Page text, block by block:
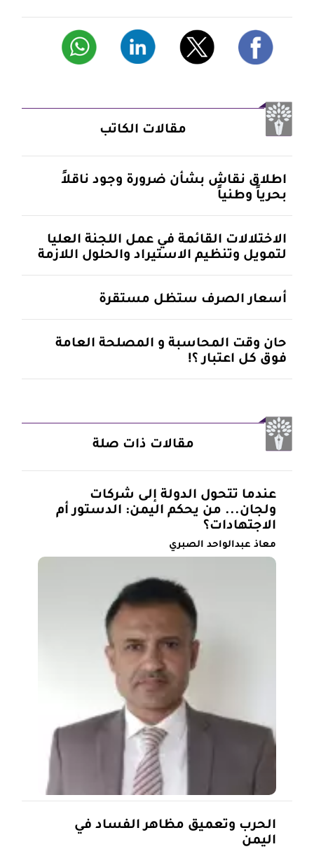
مقالات الكاتب
اطلاق نقاش بشأن ضرورة وجود ناقلاً
بحرياً وطنياً
الاختلالات القائمة في عمل اللجنة العليا
لتمويل وتنظيم الاستيراد والحلول اللازمة
أسعار الصرف ستظل مستقرة
حان وقت المحاسبة و المصلحة العامة
فوق كل اعتبار ؟!
مقالات ذات صلة
عندما تتحول الدولة إلى شركات
ولجان... من يحكم اليمن: الدستور أم
الاجتهادات؟
معاذ عبدالواحد الصبري
الحرب وتعميق مظاهر الفساد في
اليمن